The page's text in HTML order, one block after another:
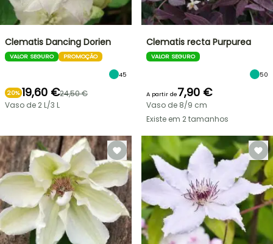
VENDAS
RELÂMPAGO
ATÉ
30%
DE
DESCONTO
DE
PRIMAVERA
NOVIDADES
DA
Clematis Dancing Dorien
VALOR SEGURO PROMOÇÃO
45
20% 19,60 €24,50 €
Vaso de 2 L/3 L
Clematis recta Purpurea
VALOR SEGURO
50
A partir de7,90 €
Vaso de 8/9 cm
Existe em 2 tamanhos